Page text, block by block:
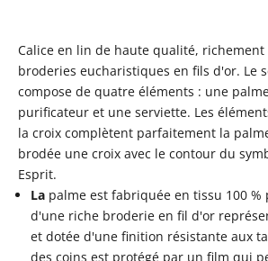
Calice en lin de haute qualité, richement
broderies eucharistiques en fils d'or. Le
compose de quatre éléments : une
purificateur et une serviette. Les
la croix complètent parfaitement la
brodée une croix avec le contour du
Esprit.
La palme est fabriquée en tissu 100 %
d'une riche broderie en fil d'or
et dotée d'une finition résistante aux
des coins est protégé par un film qui